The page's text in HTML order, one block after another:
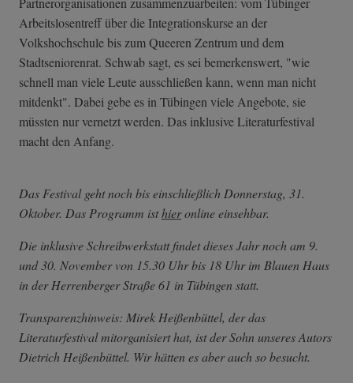
Arbeitslosentreff über die Integrationskurse an der
Volkshochschule bis zum Queeren Zentrum und dem
Stadtseniorenrat. Schwab sagt, es sei bemerkenswert, "wie
schnell man viele Leute ausschließen kann, wenn man nicht
mitdenkt". Dabei gebe es in Tübingen viele Angebote, sie
müssten nur vernetzt werden. Das inklusive Literaturfestival
macht den Anfang.
Das Festival geht noch bis einschließlich Donnerstag, 31.
Oktober. Das Programm isthieronline einsehbar.
Die inklusive Schreibwerkstatt findet dieses Jahr noch am 9.
und 30. November von 15.30 Uhr bis 18 Uhr im Blauen Haus
in der Herrenberger Straße 61 in Tübingen statt.
Transparenzhinweis: Mirek Heißenbüttel, der das
Literaturfestival mitorganisiert hat, ist der Sohn unseres Autors
Dietrich Heißenbüttel. Wir hätten es aber auch so besucht.